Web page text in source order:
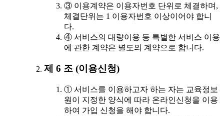
③ 이용계약은 이용자번호 단위로 체결하며,
체결단위는 1 이용자번호 이상이어야 합니
다.
④ 서비스의 대량이용 등 특별한 서비스 이용
에 관한 계약은 별도의 계약으로 합니다.
제 6 조 (이용신청)
① 서비스를 이용하고자 하는 자는 교육정보
원이 지정한 양식에 따라 온라인신청을 이용
하여 가입 신청을 해야 합니다.